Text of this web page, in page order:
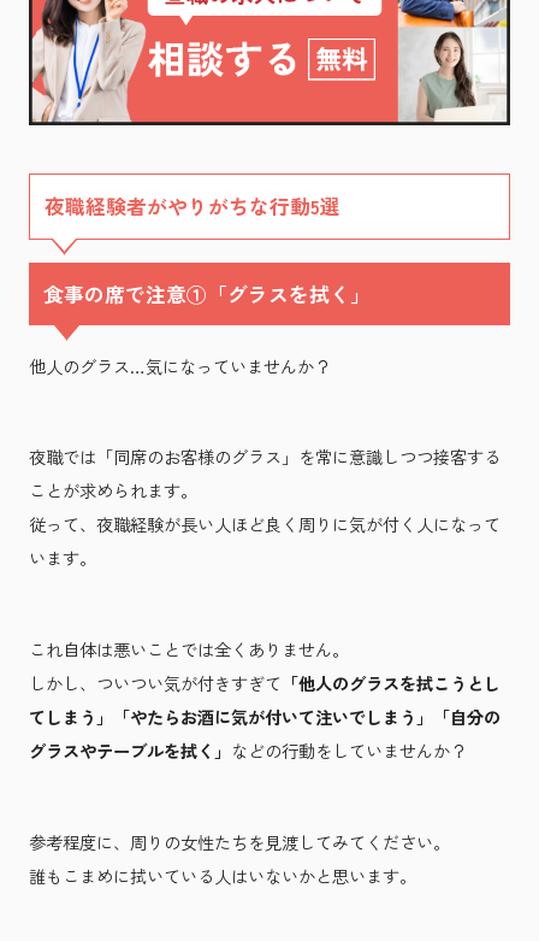
夜職経験者がやりがちな行動5選
食事の席で注意①「グラスを拭く」
他人のグラス…気になっていませんか？
夜職では「同席のお客様のグラス」を常に意識しつつ接客する
ことが求められます。
従って、夜職経験が長い人ほど良く周りに気が付く人になって
います。
これ自体は悪いことでは全くありません。
しかし、ついつい気が付きすぎて 「他人のグラスを拭こうとし
てしまう」「やたらお酒に気が付いて注いでしまう」「自分の
グラスやテーブルを拭く」 などの行動をしていませんか？
参考程度に、周りの女性たちを見渡してみてください。
誰もこまめに拭いている人はいないかと思います。